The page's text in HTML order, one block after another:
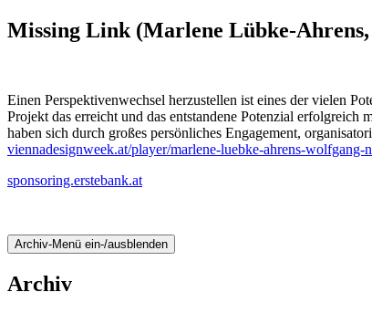
Missing Link (Marlene Lübke-
Einen Perspektivenwechsel herzustellen ist eines der vielen
Projekt das erreicht und das entstandene Potenzial
haben sich durch großes persönliches Engagement,
viennadesignweek.at/player/marlene-luebke-ahrens-wolfgang-
sponsoring.erstebank.at
Archiv-Menü ein-/ausblenden
Archiv